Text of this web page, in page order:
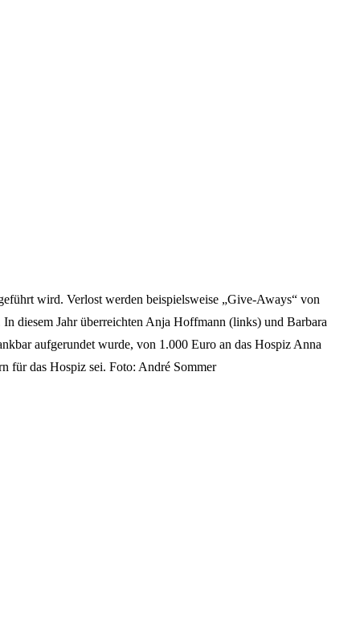
wird. Verlost werden beispielsweise „Give-Aways“ von
diesem Jahr überreichten Anja Hoffmann (links) und Barbara
aufgerundet wurde, von 1.000 Euro an das Hospiz Anna
für das Hospiz sei. Foto: André Sommer